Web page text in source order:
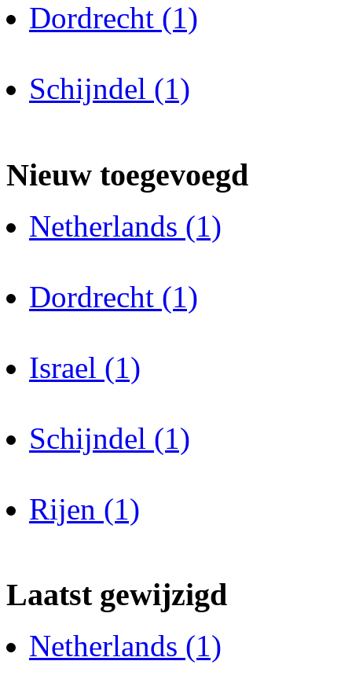
Dordrecht (1)
Schijndel (1)
Nieuw toegevoegd
Netherlands (1)
Dordrecht (1)
Israel (1)
Schijndel (1)
Rijen (1)
Laatst gewijzigd
Netherlands (1)